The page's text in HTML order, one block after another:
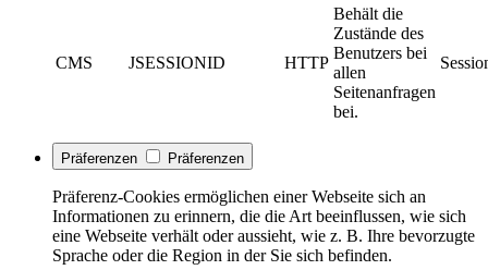
CMS JSESSIONID HTTP
Behält die
Zustände des
Benutzers bei
allen
Seitenanfragen
bei.
Präferenzen Präferenzen
Präferenz-Cookies ermöglichen einer Webseite sich an
Informationen zu erinnern, die die Art beeinflussen, wie sich
eine Webseite verhält oder aussieht, wie z. B. Ihre bevorzugte
Sprache oder die Region in der Sie sich befinden.